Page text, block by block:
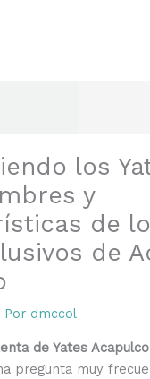
los
y
de
de
Por dmccol
de Yates Acapulco
pregunta muy